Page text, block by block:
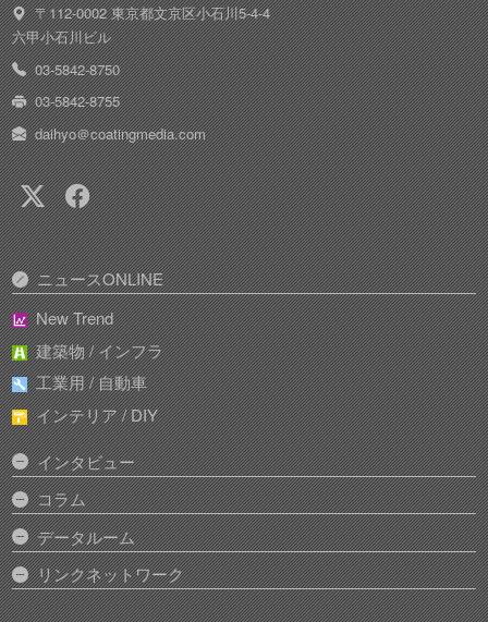
〒112-0002 東京都文京区小石川5-4-4
六甲小石川ビル
03-5842-8750
03-5842-8755
daihyo＠coatingmedia.com
ニュースONLINE
New Trend
建築物 / インフラ
工業用 / 自動車
インテリア / DIY
インタビュー
コラム
データルーム
リンクネットワーク